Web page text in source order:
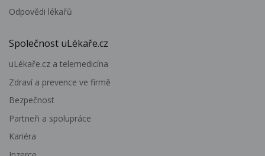
Odpovědi lékařů
Společnost uLékaře.cz
uLékaře.cz a telemedicína
Zdraví a prevence ve firmě
Bezpečnost
Partneři a spolupráce
Kariéra